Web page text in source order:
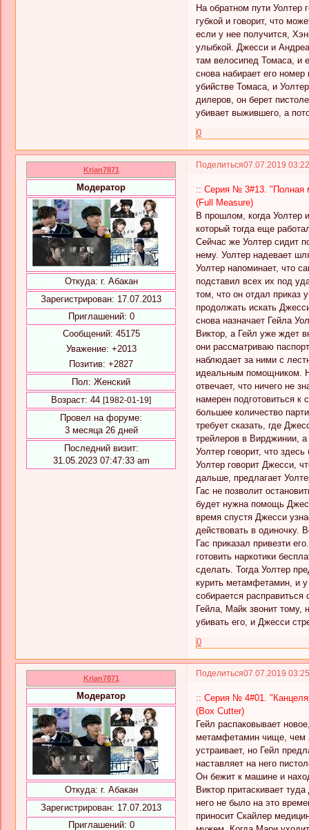
На обратном пути Уолтер
губкой и говорит, что
если у нее получится,
улыбкой. Джесси и
там велосипед Томаса, и
снова набирает его
убийстве Томаса, и
дилеров, он берет
убивает выжившего, а
0
Поделиться07.07.2019
Krian7871
Модератор
Откуда: г. Абакан
Зарегистрирован: 17.07.2013
Приглашений: 0
Сообщений: 45175
Уважение: +2013
Позитив: +2827
Пол: Женский
Возраст: 44 [1982-01-19]
Провел на форуме:
3 месяца 26 дней
Последний визит:
31.05.2023 07:47:33 am
:: Серия № 3#13. "Полная
(Full Measure)
В прошлом, когда Уолтер
который тогда еще
Сейчас же Уолтер сидит
нему. Уолтер надевает
Уолтер напоминает, что
подставил всех их под
том, что он отдал приказ
продолжать искать
снова назначает Гейла
Виктор, а Гейл уже ждет
они рассматриваю
наблюдает за ними с
идеальным помощником.
отвечает, что ничего не
намерен подготовиться к
большее количество
требует сказать, где
трейлеров в Вирджинии,
Уолтер говорит, что
Уолтер говорит Джесси,
дальше, предлагает
Гас не позволит
будет нужна помощь
время спустя Джесси
действовать в одиночку.
Гас приказал привезти
готовить наркотики
сделать. Тогда Уолтер
курить метамфетамин, и
собирается
Гейла, Майк звонит тому,
убивать его, и Джесси
0
Поделиться07.07.2019
Krian7871
Модератор
Откуда: г. Абакан
Зарегистрирован: 17.07.2013
Приглашений: 0
:: Серия № 4#01.
(Box Cutter)
Гейл распаковывает
метамфетамин чище, чем
устраивает, но Гейл
наставляет на него
Он бежит к машине и
Виктор притаскивает
него не было на это
приносит Скайлер